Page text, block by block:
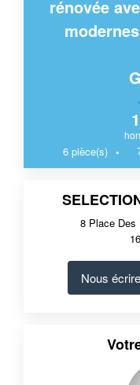
rénovée
6 pièce(s)
8 Place Des
Nous écrire